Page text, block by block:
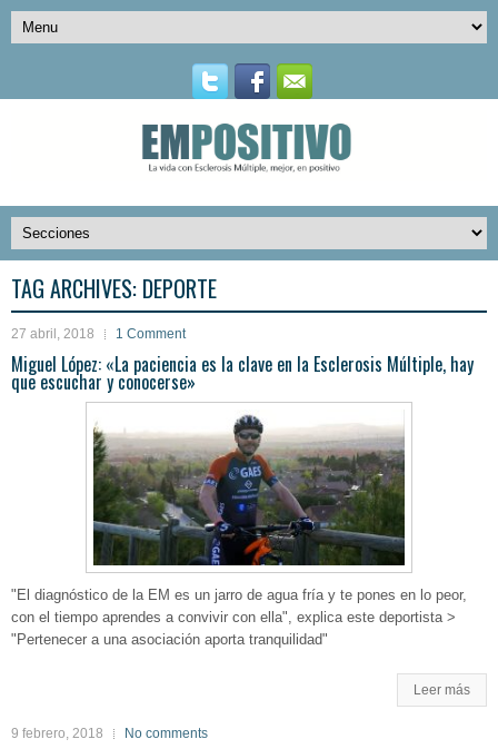
TAG ARCHIVES: DEPORTE
27 abril, 2018 1 Comment
Miguel López: «La paciencia es la clave en la Esclerosis Múltiple, hay
que escuchar y conocerse»
"El diagnóstico de la EM es un jarro de agua fría y te pones en lo peor,
con el tiempo aprendes a convivir con ella", explica este deportista >
"Pertenecer a una asociación aporta tranquilidad"
Leer más
9 febrero, 2018 No comments